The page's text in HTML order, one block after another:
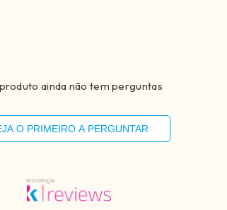
ainda não tem perguntas
O PRIMEIRO A PERGUNTAR